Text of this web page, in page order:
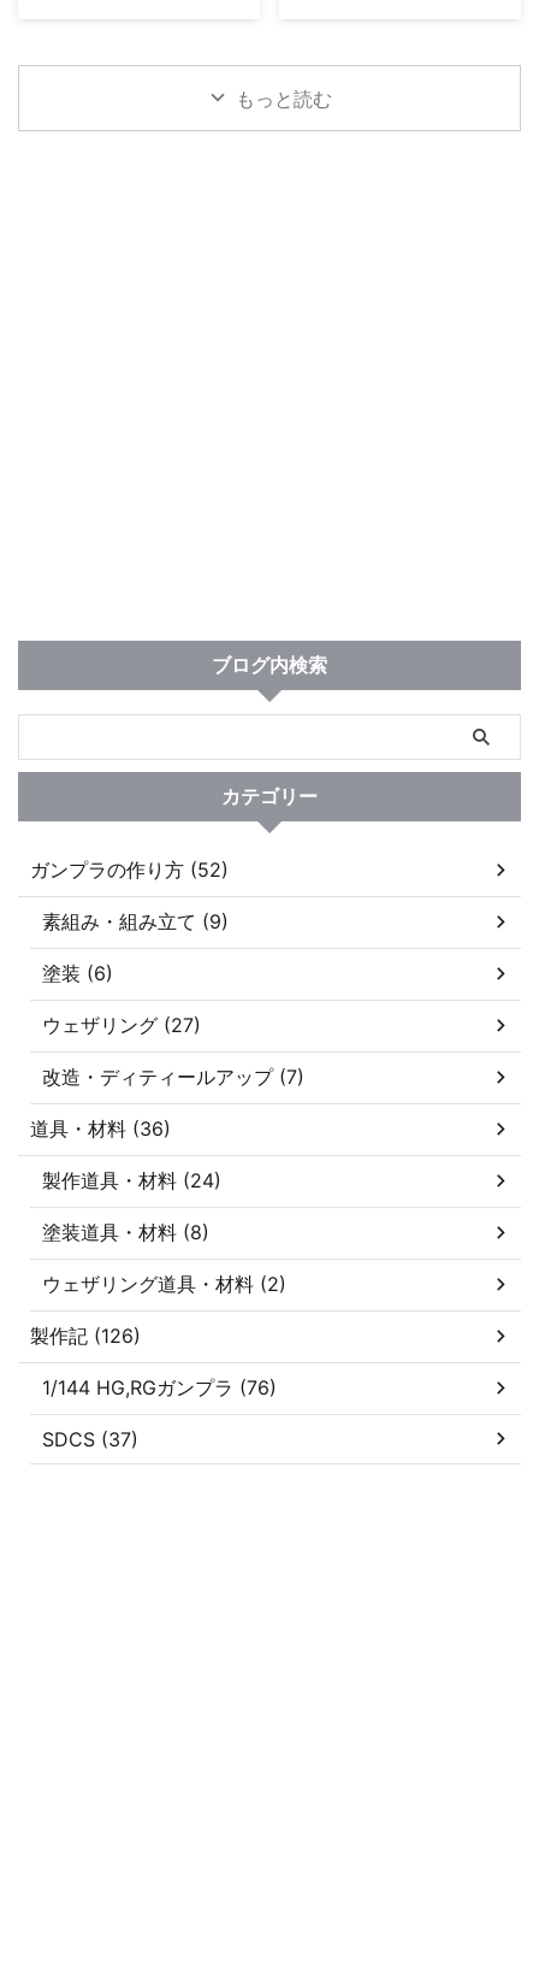
もっと読む
ブログ内検索
カテゴリー
ガンプラの作り方 (52)
素組み・組み立て (9)
塗装 (6)
ウェザリング (27)
改造・ディティールアップ (7)
道具・材料 (36)
製作道具・材料 (24)
塗装道具・材料 (8)
ウェザリング道具・材料 (2)
製作記 (126)
1/144 HG,RGガンプラ (76)
SDCS (37)